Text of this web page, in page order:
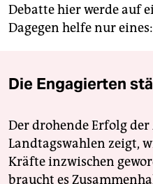
Debatte hier werde auf
Dagegen helfe nur
Die Engagierten
Der drohende Erfolg
Landtagswahlen zeigt,
Kräfte inzwischen
braucht es